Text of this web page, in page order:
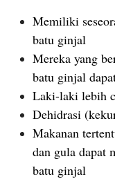
Memiliki
batu ginjal
Mereka yang
batu ginjal
Laki-laki lebih
Dehidrasi
Makanan
dan gula dapat
batu ginjal